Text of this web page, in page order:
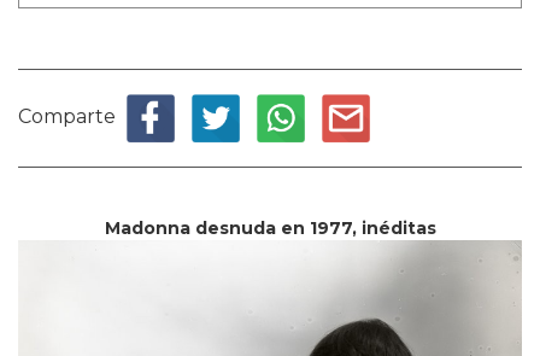
Comparte
Madonna desnuda en 1977, inéditas